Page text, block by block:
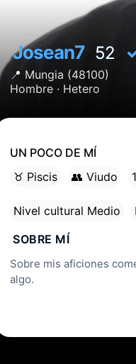
Josean7 52
📍 Mungia (48100)
Hombre · Hetero
UN POCO DE MÍ
♉ Piscis
👥 Viudo
Nivel cultural Medio
SOBRE MÍ
Sobre mis aficiones
algo.